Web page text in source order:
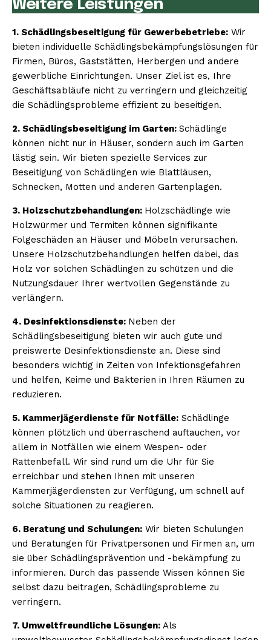
Weitere Leistungen
1. Schädlingsbeseitigung für Gewerbebetriebe: Wir
bieten individuelle Schädlingsbekämpfungslösungen für
Firmen, Büros, Gaststätten, Herbergen und andere
gewerbliche Einrichtungen. Unser Ziel ist es, Ihre
Geschäftsabläufe nicht zu verringern und gleichzeitig
die Schädlingsprobleme effizient zu beseitigen.
2. Schädlingsbeseitigung im Garten: Schädlinge
können nicht nur in Häuser, sondern auch im Garten
lästig sein. Wir bieten spezielle Services zur
Beseitigung von Schädlingen wie Blattläusen,
Schnecken, Motten und anderen Gartenplagen.
3. Holzschutzbehandlungen: Holzschädlinge wie
Holzwürmer und Termiten können signifikante
Folgeschäden an Häuser und Möbeln verursachen.
Unsere Holzschutzbehandlungen helfen dabei, das
Holz vor solchen Schädlingen zu schützen und die
Nutzungsdauer Ihrer wertvollen Gegenstände zu
verlängern.
4. Desinfektionsdienste: Neben der
Schädlingsbeseitigung bieten wir auch gute und
preiswerte Desinfektionsdienste an. Diese sind
besonders wichtig in Zeiten von Infektionsgefahren
und helfen, Keime und Bakterien in Ihren Räumen zu
reduzieren.
5. Kammerjägerdienste für Notfälle: Schädlinge
können plötzlich und überraschend auftauchen, vor
allem in Notfällen wie einem Wespen- oder
Rattenbefall. Wir sind rund um die Uhr für Sie
erreichbar und stehen Ihnen mit unseren
Kammerjägerdiensten zur Verfügung, um schnell auf
solche Situationen zu reagieren.
6. Beratung und Schulungen: Wir bieten Schulungen
und Beratungen für Privatpersonen und Firmen an, um
sie über Schädlingsprävention und -bekämpfung zu
informieren. Durch das passende Wissen können Sie
selbst dazu beitragen, Schädlingsprobleme zu
verringern.
7. Umweltfreundliche Lösungen: Als